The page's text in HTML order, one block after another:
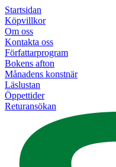
Startsidan
Köpvillkor
Om oss
Kontakta oss
Författarprogram
Bokens afton
Månadens konstnär
Läslustan
Öppettider
Returansökan